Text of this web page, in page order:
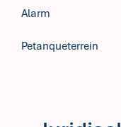
Alarm
Petanqueterrein